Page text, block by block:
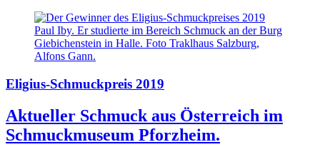
Eligius-Schmuckpreis 2019
Aktueller Schmuck aus Österreich im
Schmuckmuseum Pforzheim.